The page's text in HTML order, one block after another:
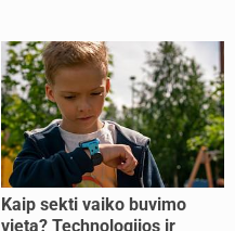
Kaip sekti vaiko buvimo
vietą? Technologijos ir